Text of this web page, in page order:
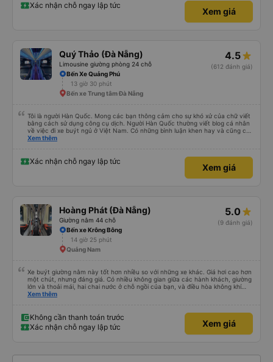
Xác nhận chỗ ngay lập tức
Xem giá
Quý Thảo (Đà Nẵng)
Limousine giường phòng 24 chỗ
4.5
(612 đánh giá)
Bến Xe Quảng Phú
13 giờ 30 phút
Bến xe Trung tâm Đà Nẵng
Tôi là người Hàn Quốc. Mong các bạn thông cảm cho sự khó xử của chữ viết
bằng cách sử dụng công cụ dịch. Người Hàn Quốc thường viết blog cá nhân
về việc đi xe buýt ngủ ở Việt Nam. Có những bình luận khen hay và cũng có
những bình luận khen vất vả nên tôi đã rất lo lắng. Đó là một sự lo lắng vô
를 보시게 되는 한국분들께 정보를 드리자면 저는 다낭에서 꾸이년가는 버스를 탔습
니다. 같은 회사라도 버스마다 퀄리티가 다른지는 모르겠는데, 제가 탄 버스는 쾌적
하고 좋았어요. 자리 넓찍하고 베개 이불 깨끗합니다. 뭐 경적소리야 베트남에서는
뭐 전 새우자세가 편해서 불만은 없었습니다 : )
Xem thêm
Xác nhận chỗ ngay lập tức
Xem giá
Hoàng Phát (Đà Nẵng)
Giường nằm 44 chỗ
5.0
(9 đánh giá)
Bến xe Krông Bông
14 giờ 25 phút
Quảng Nam
Xe buýt giường nằm này tốt hơn nhiều so với những xe khác. Giá hơi cao hơn
một chút, nhưng đáng giá. Có nhiều không gian giữa các hành khách, giường
lớn và thoải mái, hai chai nước ở chỗ ngồi của bạn, và điều hòa không khí
ngay tại chỗ ngồi mà bạn có thể bật tắt. Nhân viên thân thiện và tài xế lái xe
Xem thêm
Không cần thanh toán trước
Xác nhận chỗ ngay lập tức
Xem giá